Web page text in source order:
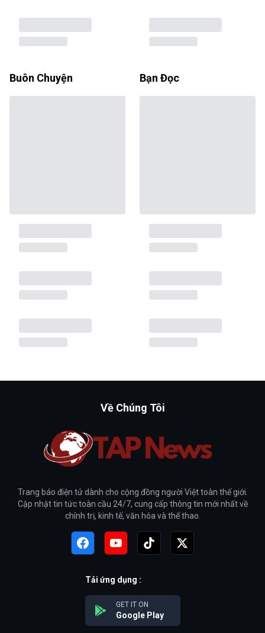
Buôn Chuyện Bạn Đọc
Về Chúng Tôi
Trang báo điện tử dành cho cộng đồng người Việt toàn thế giới.
Cập nhật tin tức toàn cầu 24/7, cung cấp thông tin mới nhất về
chính trị, kinh tế, văn hóa và thể thao.
Tải ứng dụng :
GET IT ON
Google Play